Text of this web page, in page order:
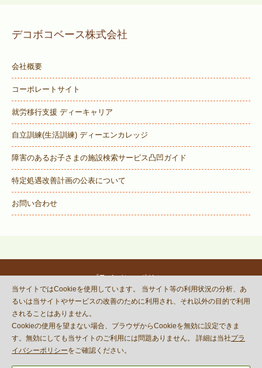
デコボコベース株式会社
会社概要
コーポレートサイト
就労移行支援 ディーキャリア
自立訓練(生活訓練) ディーエンカレッジ
障害のあるお子さまの施設検索サービス凸凹ガイド
特定処遇改善計画の公表について
お問い合わせ
プライバシーポリシー
© DECOBOCO BASE Co.,Ltd.
and Terms of Serviceapply.
当サイトではCookieを使用しています。 当サイト等の利用状況の分析、あ
るいは当サイトやサービスの改善のために利用され、それ以外の目的で利用
されることはありません。
Cookieの使用を望まない場合、ブラウザからCookieを無効に設定できま
す。無効にしても当サイトのご利用には問題ありません。 詳細は当社プラ
イバシーポリシーをご確認ください。